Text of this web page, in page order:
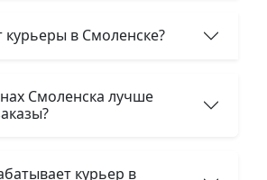
курьеры в Смоленске?
Смоленска лучше
курьер в